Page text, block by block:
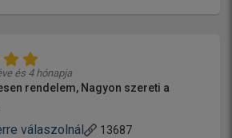
és 4 hónapja
rendelem, Nagyon szereti a
válaszolnál 13687